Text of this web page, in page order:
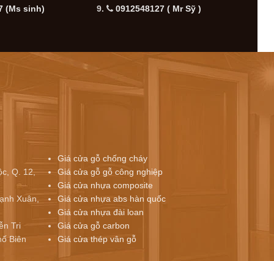
(Ms sinh) 9. 0912548127 ( Mr Sỹ )
Q. 12,
Xuân,
Tri
Biên
Giá cửa gỗ chống cháy
Giá cửa gỗ gỗ công nghiệp
Giá cửa nhựa composite
Giá cửa nhựa abs hàn quốc
Giá cửa nhựa đài loan
Giá cửa gỗ carbon
Giá cửa thép vân gỗ